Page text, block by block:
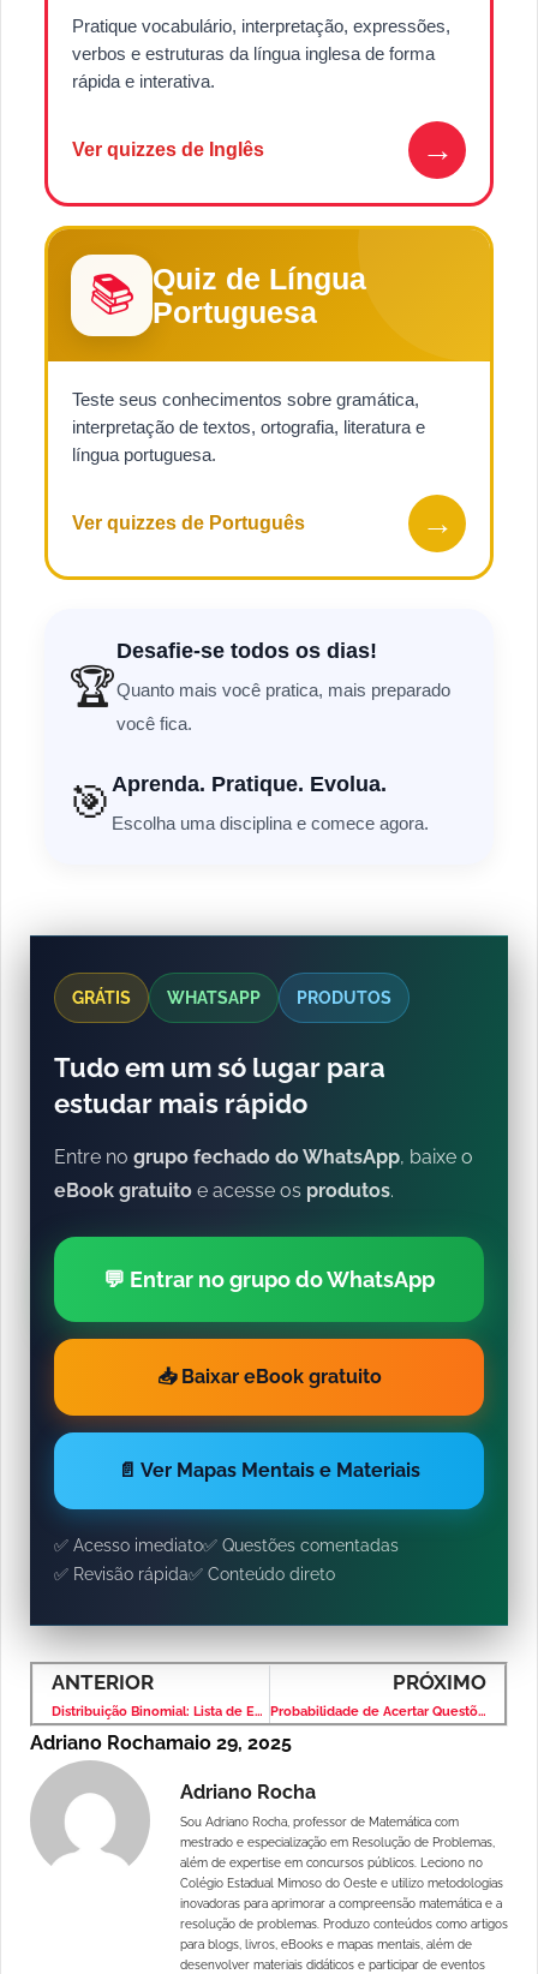
Pratique vocabulário, interpretação, expressões,
verbos e estruturas da língua inglesa de forma
rápida e interativa.
Ver quizzes de Inglês →
📚
Quiz de Língua
Portuguesa
Teste seus conhecimentos sobre gramática,
interpretação de textos, ortografia, literatura e
língua portuguesa.
Ver quizzes de Português →
🏆
Desafie-se todos os dias!
Quanto mais você pratica, mais preparado
você fica.
🎯 Aprenda. Pratique. Evolua.
Escolha uma disciplina e comece agora.
GRÁTIS WHATSAPP PRODUTOS
Tudo em um só lugar para
estudar mais rápido
Entre no grupo fechado do WhatsApp, baixe o
eBook gratuito e acesse os produtos.
💬 Entrar no grupo do WhatsApp
📥 Baixar eBook gratuito
📄 Ver Mapas Mentais e Materiais
✅ Acesso imediato✅ Questões comentadas
✅ Revisão rápida✅ Conteúdo direto
ANTERIOR
Distribuição Binomial: Lista de Exercícios Resolvidos
PRÓXIMO
Probabilidade de Acertar Questões Chutadas em Prova de Múltipla Escolha
Adriano Rochamaio 29, 2025
Adriano Rocha
Sou Adriano Rocha, professor de Matemática com
mestrado e especialização em Resolução de Problemas,
além de expertise em concursos públicos. Leciono no
Colégio Estadual Mimoso do Oeste e utilizo metodologias
inovadoras para aprimorar a compreensão matemática e a
resolução de problemas. Produzo conteúdos como artigos
para blogs, livros, eBooks e mapas mentais, além de
desenvolver materiais didáticos e participar de eventos